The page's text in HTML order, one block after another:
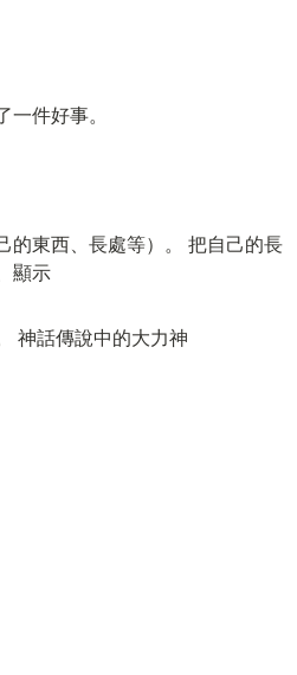
件好事。
的東西、長處等）。 把自己的長
顯示
神話傳說中的大力神